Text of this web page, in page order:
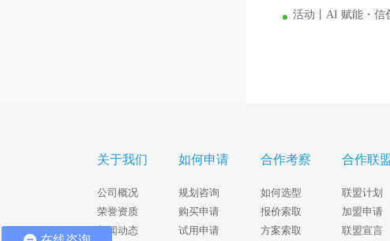
活动丨AI 赋能・信
关于我们
公司概况
荣誉资质
新闻动态
如何申请
规划咨询
购买申请
试用申请
合作考察
如何选型
报价索取
方案索取
合作联盟
联盟计划
加盟申请
联盟宣言